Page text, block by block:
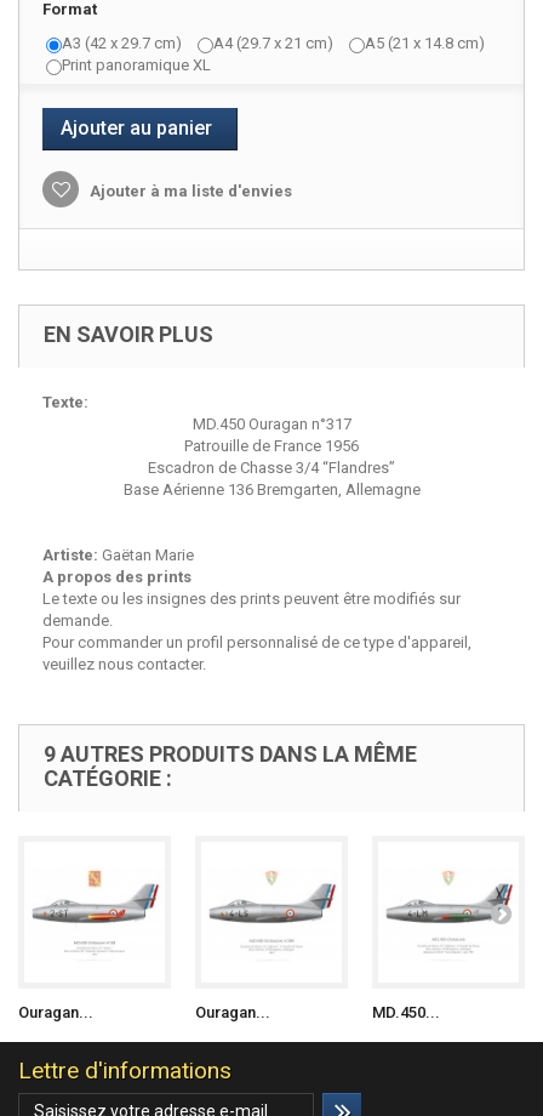
Format
A3 (42 x 29.7 cm)
A4 (29.7 x 21 cm)
A5 (21 x 14.8 cm)
Print panoramique XL
Ajouter au panier
Ajouter à ma liste d'envies
EN SAVOIR PLUS
Texte:
MD.450 Ouragan n°317
Patrouille de France 1956
Escadron de Chasse 3/4 “Flandres”
Base Aérienne 136 Bremgarten, Allemagne
Artiste: Gaëtan Marie
A propos des prints
Le texte ou les insignes des prints peuvent être modifiés sur
demande.
Pour commander un profil personnalisé de ce type d'appareil,
veuillez nous contacter.
9 AUTRES PRODUITS DANS LA MÊME
CATÉGORIE :
Ouragan... Ouragan... MD.450...
Lettre d'informations